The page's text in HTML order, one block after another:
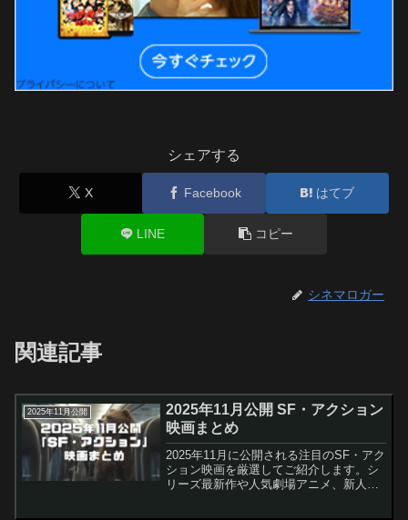
シェアする
X Facebook はてブ
LINE コピー
シネマロガー
関連記事
2025年11月公開
2025年11月公開 SF・アクション
映画まとめ
2025年11月に公開される注目のSF・アク
ション映画を厳選してご紹介します。シ
リーズ最新作や人気劇場アニメ、新人監